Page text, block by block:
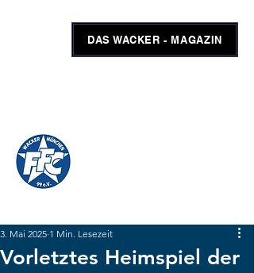
DAS WACKER - MAGAZIN
Vorletztes Heimspiel der
3. Mai 2025 1 Min. Lesezeit